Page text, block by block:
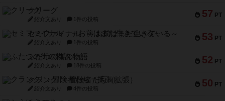
57 PT
クリーグ
紹介文あり 1件の投稿
53 PT
セミファイナル ～お前はまだ生きている～
紹介文あり 1件の投稿
52 PT
ふたつの街の物語
紹介文あり 18件の投稿
50 PT
クランク! ：冒険者たち（拡張）
紹介文あり 4件の投稿